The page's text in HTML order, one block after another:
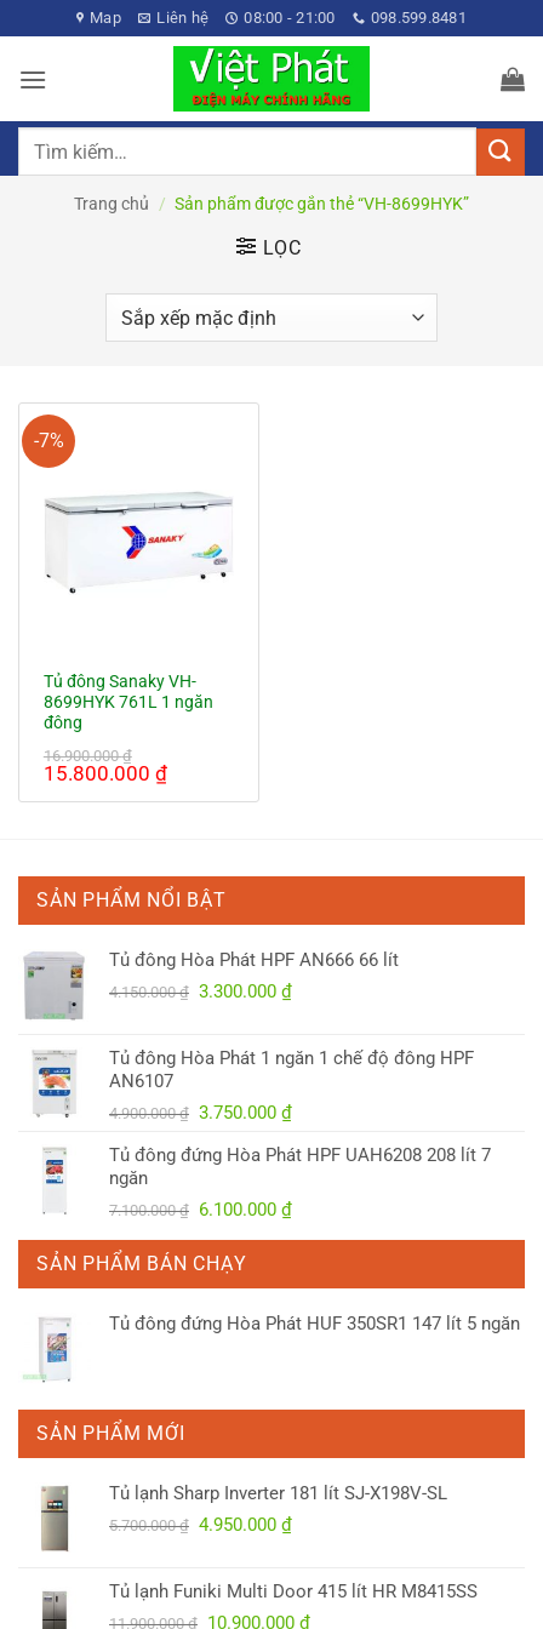
qua
nội
Map Liên hệ 08:00 - 21:00 098.599.8481
Tìm
Trang chủ / Sản phẩm được gắn thẻ “VH-8699HYK”
LỌC
-7%
Tủ đông Sanaky VH-
8699HYK 761L 1 ngăn
đông
16.900.000₫
Giá
15.800.000 ₫Giá
SẢN PHẨM NỔI BẬT
Tủ đông Hòa Phát HPF AN666 66 lít
4.150.000₫ Giá
4.150.000 ₫.
3.300.000 ₫Giá
là:
Tủ đông Hòa Phát 1 ngăn 1 chế độ đông HPF
AN6107
4.900.000₫ Giá
là:
3.750.000 ₫Giá
tại
3.750.000 ₫.
Tủ đông đứng Hòa Phát HPF UAH6208 208 lít 7
ngăn
7.100.000₫ Giá
là:
7.100.000 ₫.
6.100.000 ₫Giá
là:
SẢN PHẨM BÁN CHẠY
Tủ đông đứng Hòa Phát HUF 350SR1 147 lít 5 ngăn
SẢN PHẨM MỚI
Tủ lạnh Sharp Inverter 181 lít SJ-X198V-SL
5.700.000₫ Giá
5.700.000 ₫.
4.950.000 ₫Giá
là:
Tủ lạnh Funiki Multi Door 415 lít HR M8415SS
11.900.000₫ Giá
10.900.000 ₫Giá